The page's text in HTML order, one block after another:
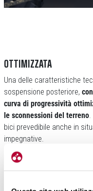
OTTIMIZZATA
Una delle caratteristiche
sospensione posteriore,
curva di progressività
le sconnessioni del terreno.
bici prevedibile anche in
impegnative.